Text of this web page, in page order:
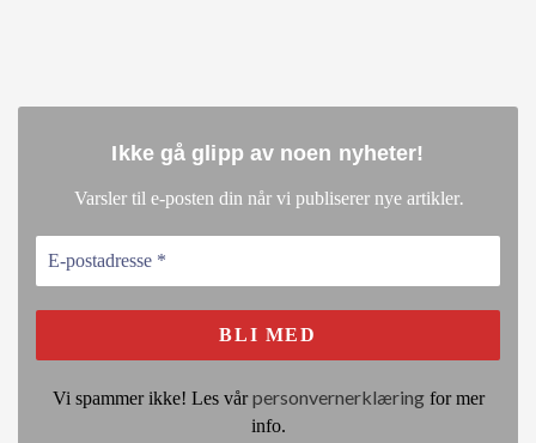
Ikke gå glipp av noen nyheter!
Varsler til e-posten din når vi publiserer nye artikler.
Vi spammer ikke! Les vårpersonvernerklæringfor mer
info.